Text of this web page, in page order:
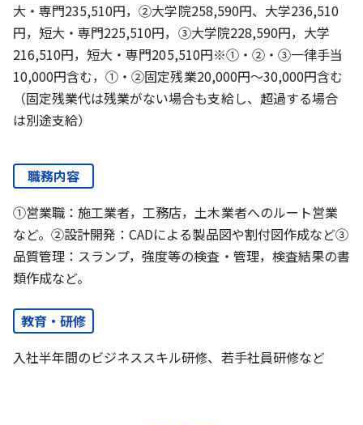
大・専門235,510円，②大学院258,590円、大学236,510
円，短大・専門225,510円，③大学院228,590円，大学
216,510円，短大・専門205,510円※①・②・③一律手当
10,000円含む，①・②固定残業20,000円～30,000円含む
（固定残業代は残業がない場合も支給し、超過する場合
は別途支給）
職務内容
①営業職：施工業者，工務店，土木業者へのルート営業
など。②設計開発：CADによる製品図や割付図作成など③
品質管理：スランプ，強度等の検査・管理，検査結果の書
類作成など。
教育・研修
入社半年間のビジネススキル研修、若手社員研修など